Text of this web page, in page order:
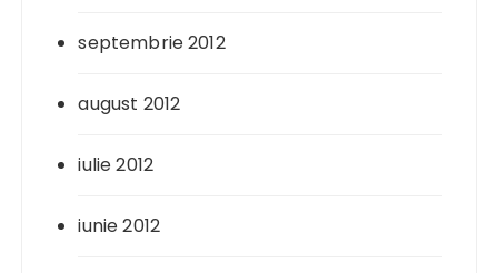
septembrie 2012
august 2012
iulie 2012
iunie 2012